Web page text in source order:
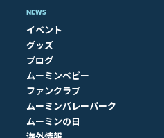
NEWS
イベント
グッズ
ブログ
ムーミンベビー
ファンクラブ
ムーミンバレーパーク
ムーミンの日